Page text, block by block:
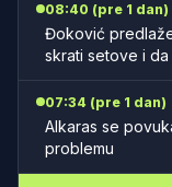
08:40 (pre 1 dan)
Đoković
skrati setove i
07:34 (pre 1 dan)
Alkaras se
problemu